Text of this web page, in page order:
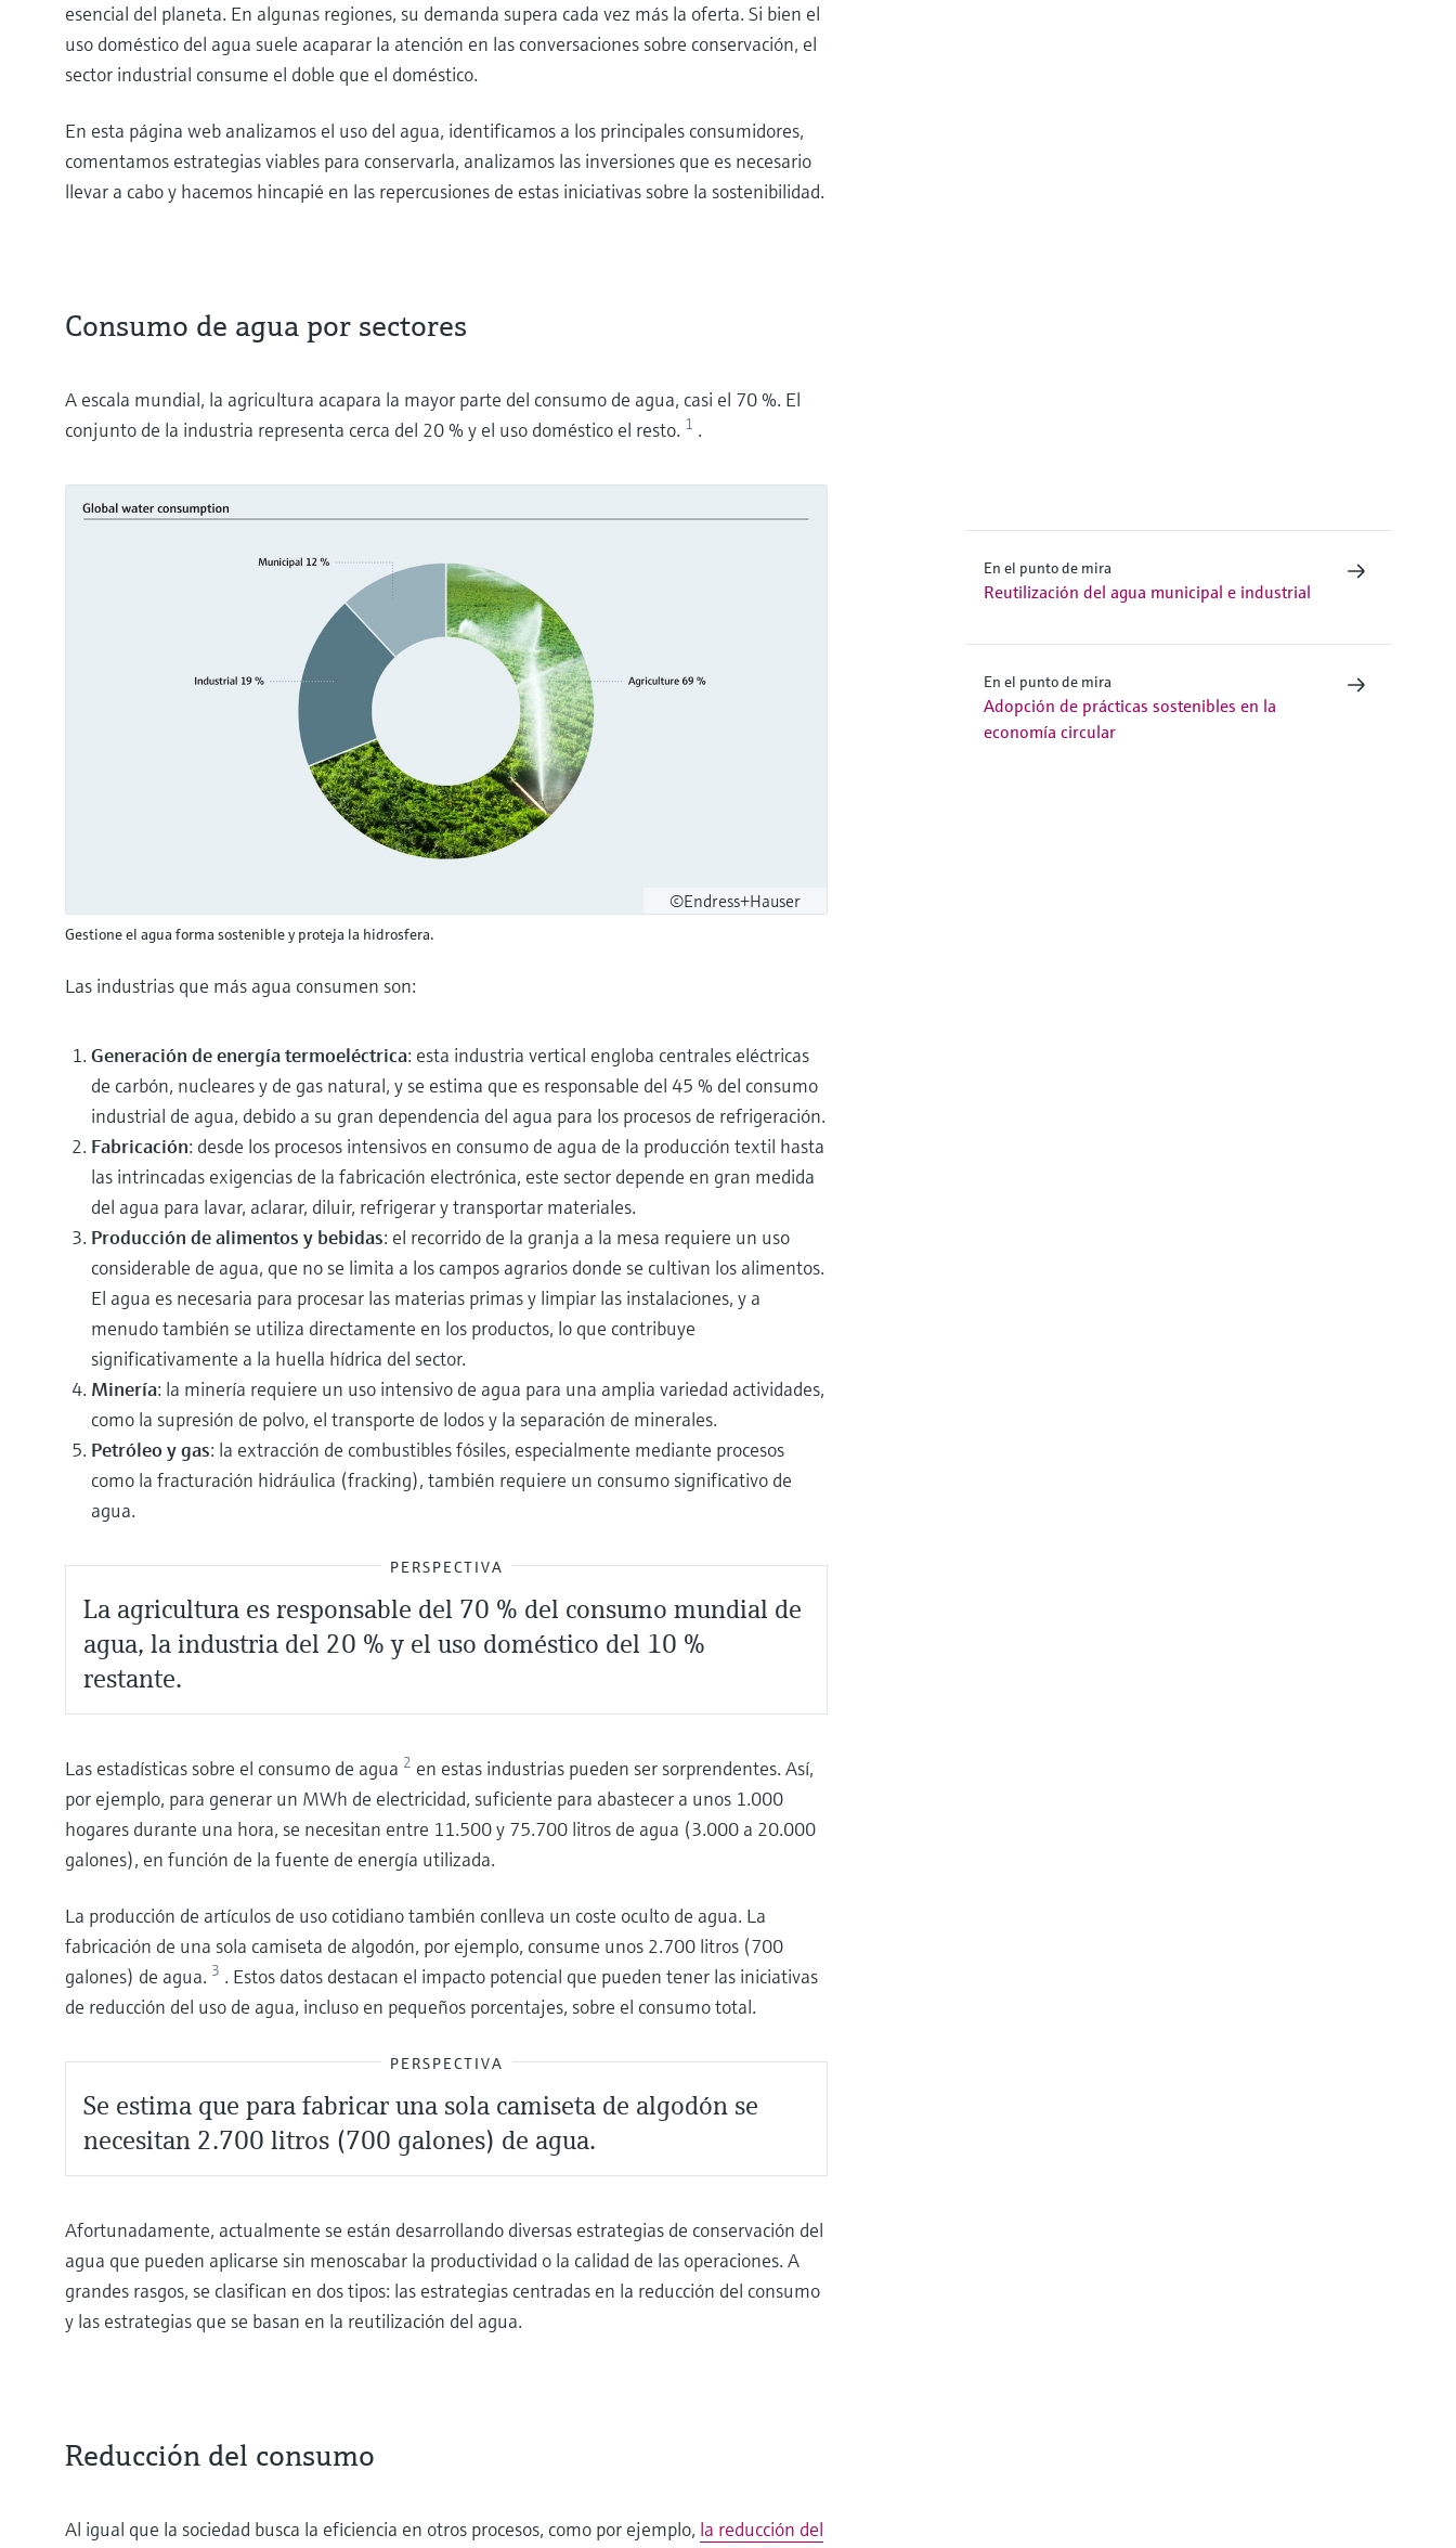
esencial del planeta. En algunas regiones, su demanda supera cada vez más la oferta. Si bien el
uso doméstico del agua suele acaparar la atención en las conversaciones sobre conservación, el
sector industrial consume el doble que el doméstico.
En esta página web analizamos el uso del agua, identificamos a los principales consumidores,
comentamos estrategias viables para conservarla, analizamos las inversiones que es necesario
llevar a cabo y hacemos hincapié en las repercusiones de estas iniciativas sobre la sostenibilidad.
Consumo de agua por sectores
A escala mundial, la agricultura acapara la mayor parte del consumo de agua, casi el 70 %. El
conjunto de la industria representa cerca del 20 % y el uso doméstico el resto. 1 .
©Endress+Hauser
Gestione el agua forma sostenible y proteja la hidrosfera.
Las industrias que más agua consumen son:
Generación de energía termoeléctrica: esta industria vertical engloba centrales eléctricas
de carbón, nucleares y de gas natural, y se estima que es responsable del 45 % del consumo
industrial de agua, debido a su gran dependencia del agua para los procesos de refrigeración.
Fabricación: desde los procesos intensivos en consumo de agua de la producción textil hasta
las intrincadas exigencias de la fabricación electrónica, este sector depende en gran medida
del agua para lavar, aclarar, diluir, refrigerar y transportar materiales.
Producción de alimentos y bebidas: el recorrido de la granja a la mesa requiere un uso
considerable de agua, que no se limita a los campos agrarios donde se cultivan los alimentos.
El agua es necesaria para procesar las materias primas y limpiar las instalaciones, y a
menudo también se utiliza directamente en los productos, lo que contribuye
significativamente a la huella hídrica del sector.
Minería: la minería requiere un uso intensivo de agua para una amplia variedad actividades,
como la supresión de polvo, el transporte de lodos y la separación de minerales.
Petróleo y gas: la extracción de combustibles fósiles, especialmente mediante procesos
como la fracturación hidráulica (fracking), también requiere un consumo significativo de
agua.
PERSPECTIVA
La agricultura es responsable del 70 % del consumo mundial de
agua, la industria del 20 % y el uso doméstico del 10 %
restante.
Las estadísticas sobre el consumo de agua 2 en estas industrias pueden ser sorprendentes. Así,
por ejemplo, para generar un MWh de electricidad, suficiente para abastecer a unos 1.000
hogares durante una hora, se necesitan entre 11.500 y 75.700 litros de agua (3.000 a 20.000
galones), en función de la fuente de energía utilizada.
La producción de artículos de uso cotidiano también conlleva un coste oculto de agua. La
fabricación de una sola camiseta de algodón, por ejemplo, consume unos 2.700 litros (700
galones) de agua. 3 . Estos datos destacan el impacto potencial que pueden tener las iniciativas
de reducción del uso de agua, incluso en pequeños porcentajes, sobre el consumo total.
PERSPECTIVA
Se estima que para fabricar una sola camiseta de algodón se
necesitan 2.700 litros (700 galones) de agua.
Afortunadamente, actualmente se están desarrollando diversas estrategias de conservación del
agua que pueden aplicarse sin menoscabar la productividad o la calidad de las operaciones. A
grandes rasgos, se clasifican en dos tipos: las estrategias centradas en la reducción del consumo
y las estrategias que se basan en la reutilización del agua.
Reducción del consumo
Al igual que la sociedad busca la eficiencia en otros procesos, como por ejemplo, la reducción del
En el punto de mira
Reutilización del agua municipal e industrial
En el punto de mira
Adopción de prácticas sostenibles en la
economía circular